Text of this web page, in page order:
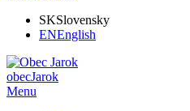
SKSlovensky
ENEnglish
obecJarok
Menu